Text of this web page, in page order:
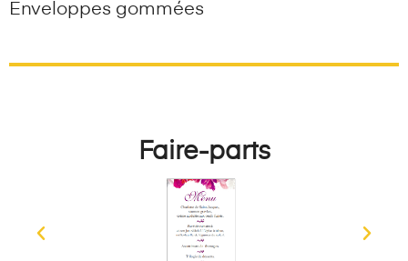
Enveloppes gommées
Faire-parts